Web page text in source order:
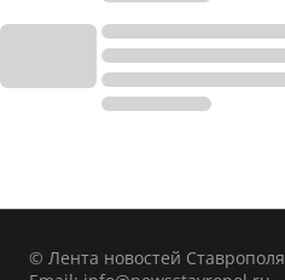
© Лента новостей Ставрополя